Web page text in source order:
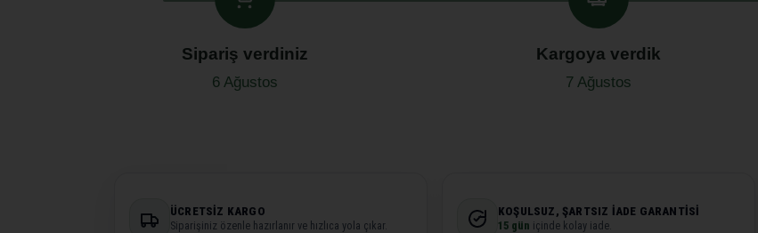
Sipariş verdiniz
6 Ağustos
Kargoya verdik
7 Ağustos
ÜCRETSIZ KARGO
Siparişiniz özenle hazırlanır ve hızlıca yola çıkar.
KOŞULSUZ, ŞARTSIZ İADE GARANTISI
15 gün içinde kolay iade.